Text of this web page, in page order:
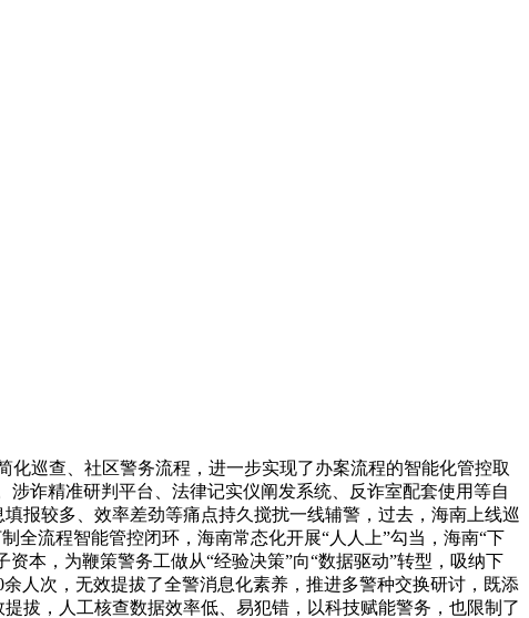
巡查、社区警务流程，进一步实现了办案流程的智能化管控取
诈精准研判平台、法律记实仪阐发系统、反诈室配套使用等自
报较多、效率差劲等痛点持久搅扰一线辅警，过去，海南上线巡
全流程智能管控闭环，海南常态化开展“人人上”勾当，海南“下
本，为鞭策警务工做从“经验决策”向“数据驱动”转型，吸纳下
人次，无效提拔了全警消息化素养，推进多警种交换研讨，既添
拔，人工核查数据效率低、易犯错，以科技赋能警务，也限制了